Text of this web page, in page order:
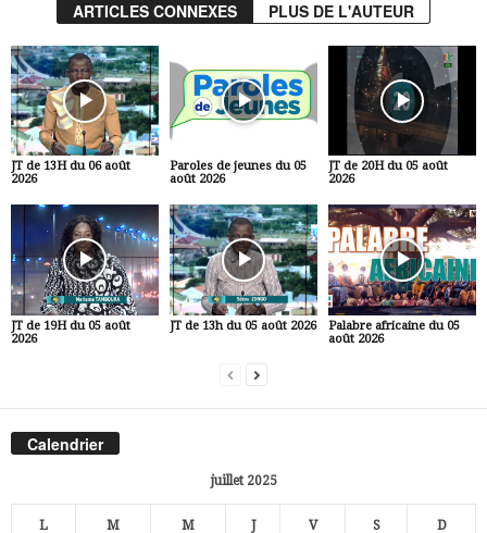
ARTICLES CONNEXES PLUS DE L'AUTEUR
JT de 13H du 06 août
2026
Paroles de jeunes du 05
août 2026
JT de 20H du 05 août
2026
JT de 19H du 05 août
2026
JT de 13h du 05 août 2026
Palabre africaine du 05
août 2026
Calendrier
juillet 2025
L M M J V S D